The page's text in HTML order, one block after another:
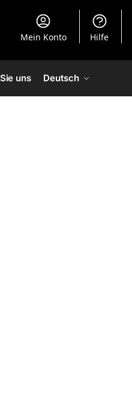
Mein Konto Hilfe
uns Deutsch